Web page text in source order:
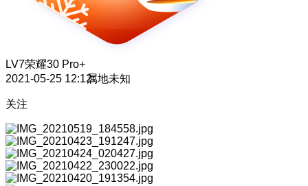
LV7荣耀30 Pro+
2021-05-25 12:12属地未知
关注